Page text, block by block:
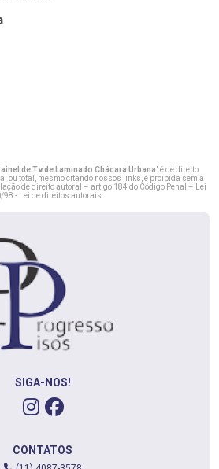
de Tv de Laminado Chácara Urbana" é de direito
ou total, mesmo citando nossos links, é proibida sem a
de direito autoral – artigo 184 do Código Penal –
Lei
98 - Lei de direitos autorais
SIGA-NOS!
CONTATOS